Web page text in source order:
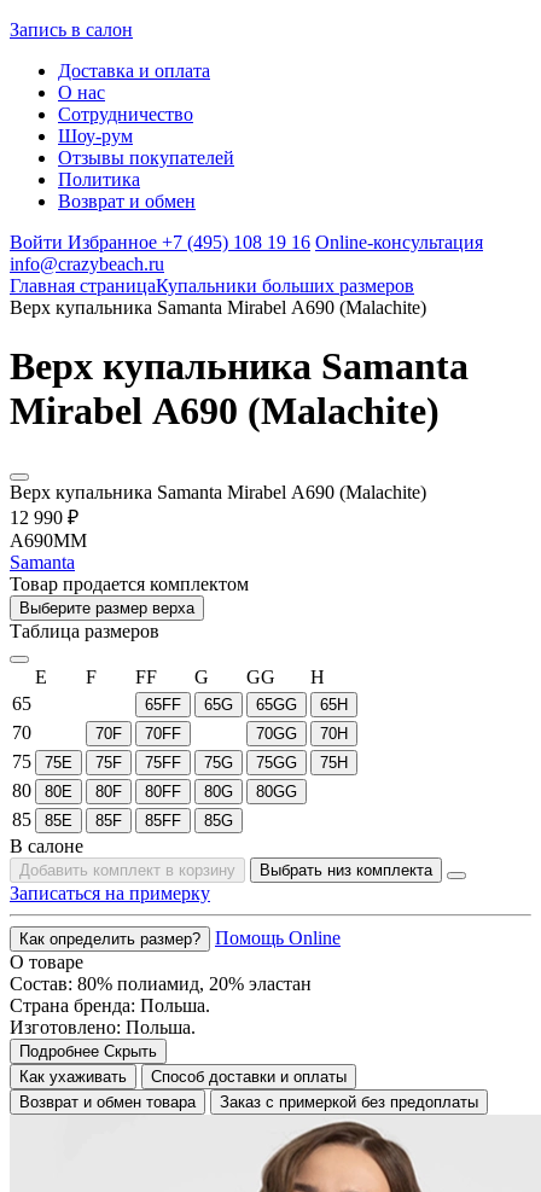
Запись в салон
Доставка и оплата
О нас
Сотрудничество
Шоу-рум
Отзывы покупателей
Политика
Возврат и обмен
Войти Избранное +7 (495) 108 19 16 Online-консультация
info@crazybeach.ru
Главная страницаКупальники больших размеров
Верх купальника Samanta Mirabel A690 (Malachite)
Верх купальника Samanta
Mirabel A690 (Malachite)
Верх купальника Samanta Mirabel A690 (Malachite)
12 990 ₽
A690MM
Samanta
Товар продается комплектом
Выберите размер верха
Таблица размеров
E F FF G GG
H
65
65FF 65G 65GG 65H
70 70F 70FF 70GG 70H
75 75E 75F 75FF 75G 75GG 75H
80 80E 80F 80FF 80G 80GG
85 85E 85F 85FF 85G
В салоне
Добавить комплект в корзину Выбрать низ комплекта
Записаться на примерку
Как определить размер?
Помощь Online
О товаре
Состав: 80% полиамид, 20% эластан
Страна бренда: Польша.
Изготовлено: Польша.
Подробнее Скрыть
Как ухаживать
Способ доставки и оплаты
Возврат и обмен товара
Заказ с примеркой без предоплаты